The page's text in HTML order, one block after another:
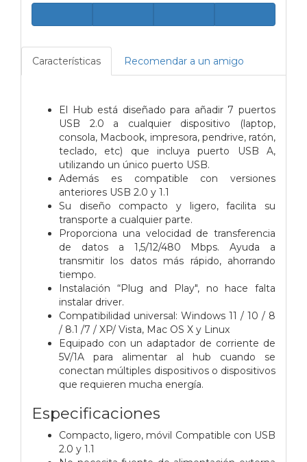
Características Recomendar a un amigo
El Hub está diseñado para añadir 7 puertos
USB 2.0 a cualquier dispositivo (laptop,
consola, Macbook, impresora, pendrive, ratón,
teclado, etc) que incluya puerto USB A,
utilizando un único puerto USB.
Además es compatible con versiones
anteriores USB 2.0 y 1.1
Su diseño compacto y ligero, facilita su
transporte a cualquier parte.
Proporciona una velocidad de transferencia
de datos a 1,5/12/480 Mbps. Ayuda a
transmitir los datos más rápido, ahorrando
tiempo.
Instalación “Plug and Play", no hace falta
instalar driver.
Compatibilidad universal: Windows 11 / 10 / 8
/ 8.1 /7 / XP/ Vista, Mac OS X y Linux
Equipado con un adaptador de corriente de
5V/1A para alimentar al hub cuando se
conectan múltiples dispositivos o dispositivos
que requieren mucha energía.
Especificaciones
Compacto, ligero, móvil Compatible con USB
2.0 y 1.1